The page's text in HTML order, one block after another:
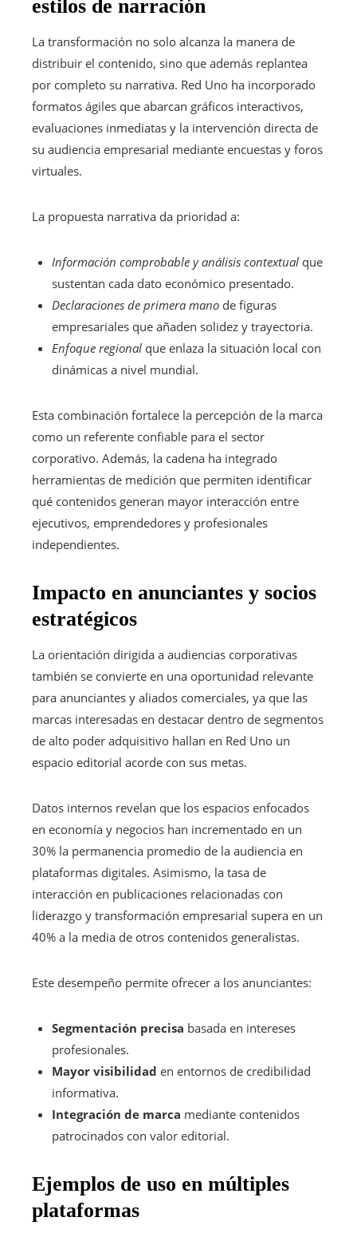
estilos de narración
La transformación no solo alcanza la manera de
distribuir el contenido, sino que además replantea
por completo su narrativa. Red Uno ha incorporado
formatos ágiles que abarcan gráficos interactivos,
evaluaciones inmediatas y la intervención directa de
su audiencia empresarial mediante encuestas y foros
virtuales.
La propuesta narrativa da prioridad a:
Información comprobable y análisis contextual que
sustentan cada dato económico presentado.
Declaraciones de primera mano de figuras
empresariales que añaden solidez y trayectoria.
Enfoque regional que enlaza la situación local con
dinámicas a nivel mundial.
Esta combinación fortalece la percepción de la marca
como un referente confiable para el sector
corporativo. Además, la cadena ha integrado
herramientas de medición que permiten identificar
qué contenidos generan mayor interacción entre
ejecutivos, emprendedores y profesionales
independientes.
Impacto en anunciantes y socios
estratégicos
La orientación dirigida a audiencias corporativas
también se convierte en una oportunidad relevante
para anunciantes y aliados comerciales, ya que las
marcas interesadas en destacar dentro de segmentos
de alto poder adquisitivo hallan en Red Uno un
espacio editorial acorde con sus metas.
Datos internos revelan que los espacios enfocados
en economía y negocios han incrementado en un
30% la permanencia promedio de la audiencia en
plataformas digitales. Asimismo, la tasa de
interacción en publicaciones relacionadas con
liderazgo y transformación empresarial supera en un
40% a la media de otros contenidos generalistas.
Este desempeño permite ofrecer a los anunciantes:
Segmentación precisa basada en intereses
profesionales.
Mayor visibilidad en entornos de credibilidad
informativa.
Integración de marca mediante contenidos
patrocinados con valor editorial.
Ejemplos de uso en múltiples
plataformas